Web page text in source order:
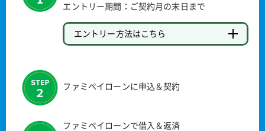
エントリー期間：ご契約月の末日まで
エントリー方法はこちら
ファミペイローンに申込＆契約
ファミペイローンで借入＆返済